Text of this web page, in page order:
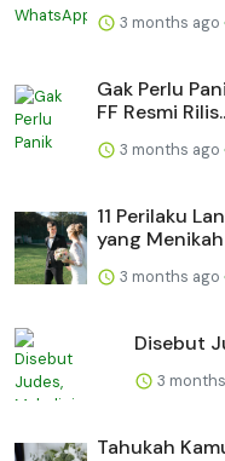
3 months ago
Gak Perlu
FF Resmi
3 months ago
11 Perilaku
yang Menikah
3 months ago
Disebut
3
Tahukah